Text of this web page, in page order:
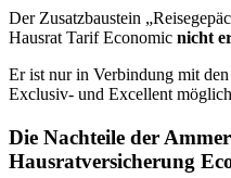
Der Zusatzbaustein
Hausrat Tarif Economic nicht
Er ist nur in Verbindung mit
Exclusiv- und Excellent
Die Nachteile der
Hausratversicherung